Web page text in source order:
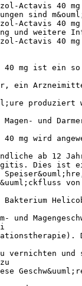
Actavis 40 mg
sind
Actavis 40 mg
und weitere
Actavis 40 mg
40 mg ist ein so
ein
und
mg wird
ab 12
Dies ist
von
und
vernichten und